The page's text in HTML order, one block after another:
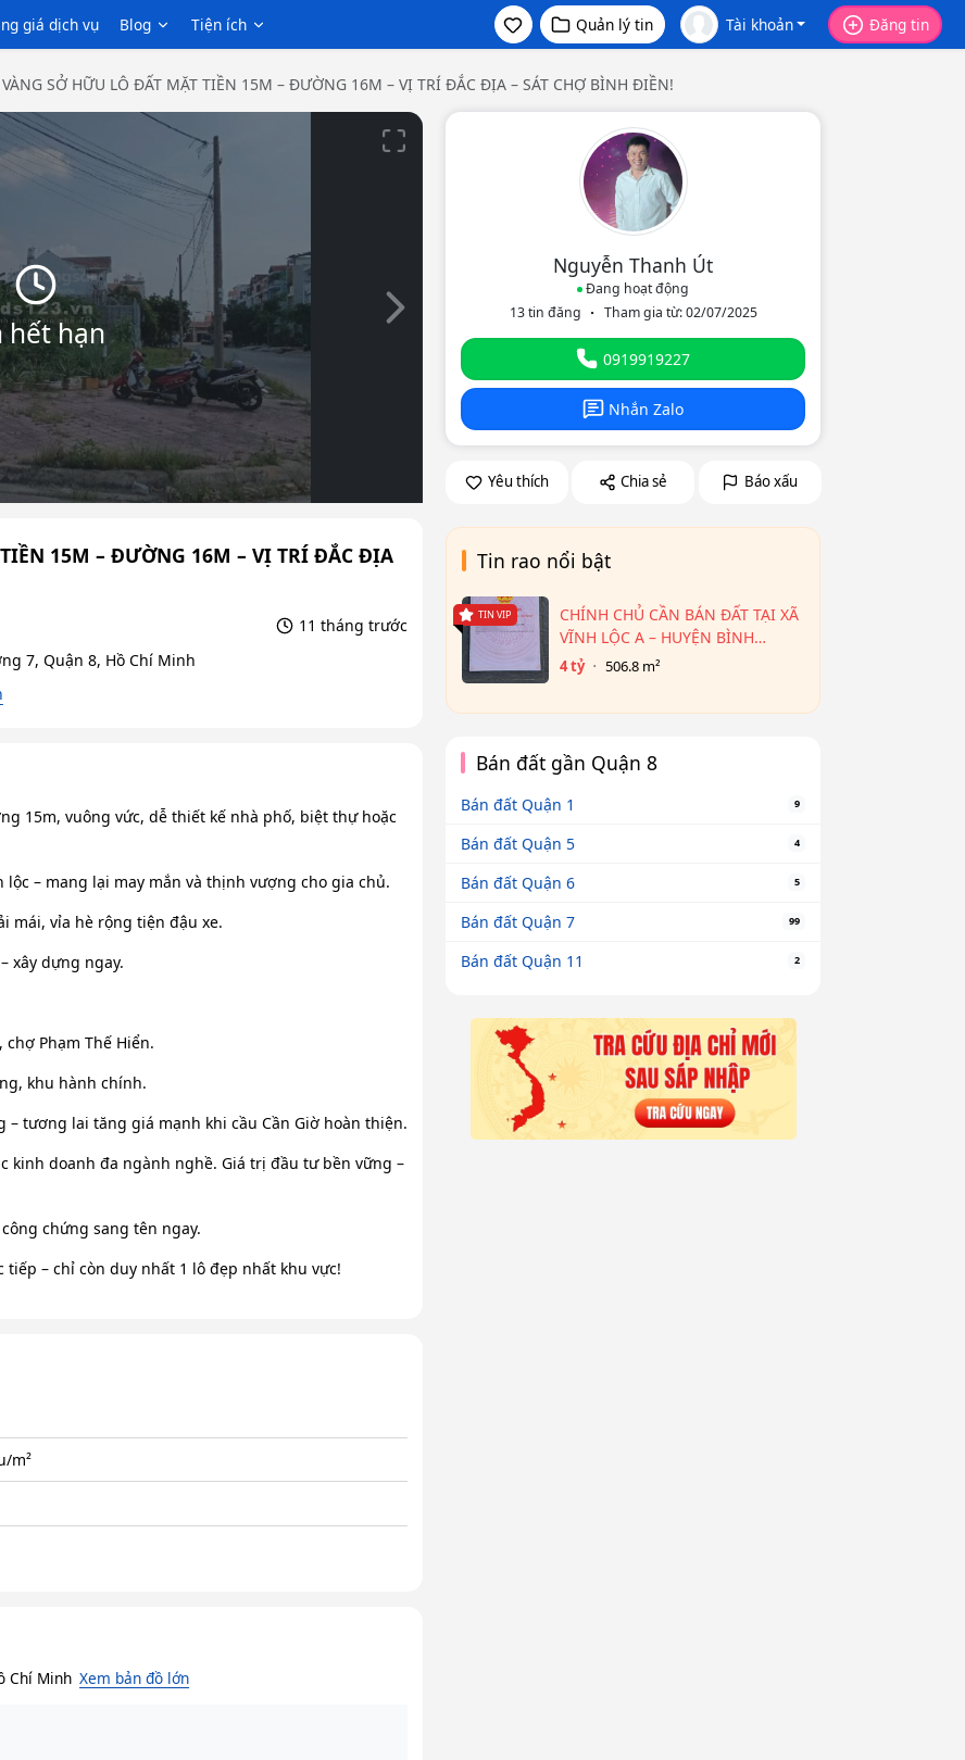
giá dịch vụ Blog Tiện ích Quản lý tin Tài khoản Đăng tin
SỞ HỮU LÔ ĐẤT MẶT TIỀN 15M – ĐƯỜNG 16M – VỊ TRÍ ĐẮC ĐỊA – SÁT CHỢ BÌNH ĐIỀN!
hết hạn Slide tiếp theo
15M – ĐƯỜNG 16M – VỊ TRÍ ĐẮC ĐỊA
11 tháng trước
7, Quận 8, Hồ Chí Minh
15m, vuông vức, dễ thiết kế nhà phố, biệt thự hoặc
– mang lại may mắn và thịnh vượng cho gia chủ.
mái, vỉa hè rộng tiện đậu xe.
xây dựng ngay.
Phạm Thế Hiển.
khu hành chính.
– tương lai tăng giá mạnh khi cầu Cần Giờ hoàn thiện.
kinh doanh đa ngành nghề. Giá trị đầu tư bền vững –
chứng sang tên ngay.
– chỉ còn duy nhất 1 lô đẹp nhất khu vực!
m²
Chí Minh Xem bản đồ lớn
Nguyễn Thanh Út
Đang hoạt động
13 tin đăng
Tham gia từ: 02/07/2025
0919919227
Nhắn Zalo
Yêu thích Chia sẻ Báo xấu
Tin rao nổi bật
TIN VIP
CHÍNH CHỦ CẦN BÁN ĐẤT TẠI XÃ
VĨNH LỘC A – HUYỆN BÌNH
CHÁNH
4 tỷ 506.8 m²
Bán đất gần Quận 8
Bán đất Quận 1 9
Bán đất Quận 5 4
Bán đất Quận 6 5
Bán đất Quận 7 99
Bán đất Quận 11 2